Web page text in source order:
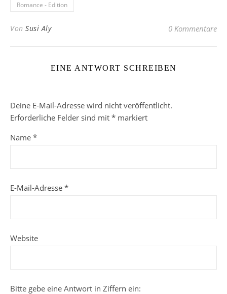
Romance - Edition
Von Susi Aly 0 Kommentare
EINE ANTWORT SCHREIBEN
Deine E-Mail-Adresse wird nicht veröffentlicht.
Erforderliche Felder sind mit * markiert
Name *
E-Mail-Adresse *
Website
Bitte gebe eine Antwort in Ziffern ein: